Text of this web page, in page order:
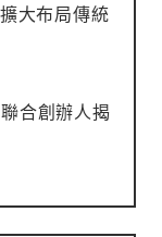
大布局傳統
合創辦人揭